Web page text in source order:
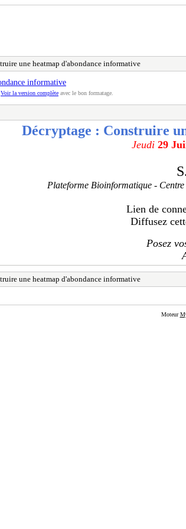
une heatmap d'abondance informative
informative
Voir la version complète avec le bon formatage.
Décryptage : Construire
Jeudi 29
Plateforme Bioinformatique -
Lien de
Diffusez
Posez
une heatmap d'abondance informative
Moteur